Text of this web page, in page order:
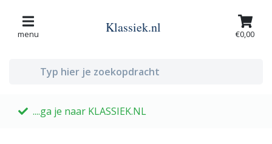
menu Klassiek.nl €0,00
....ga je naar KLASSIEK.NL